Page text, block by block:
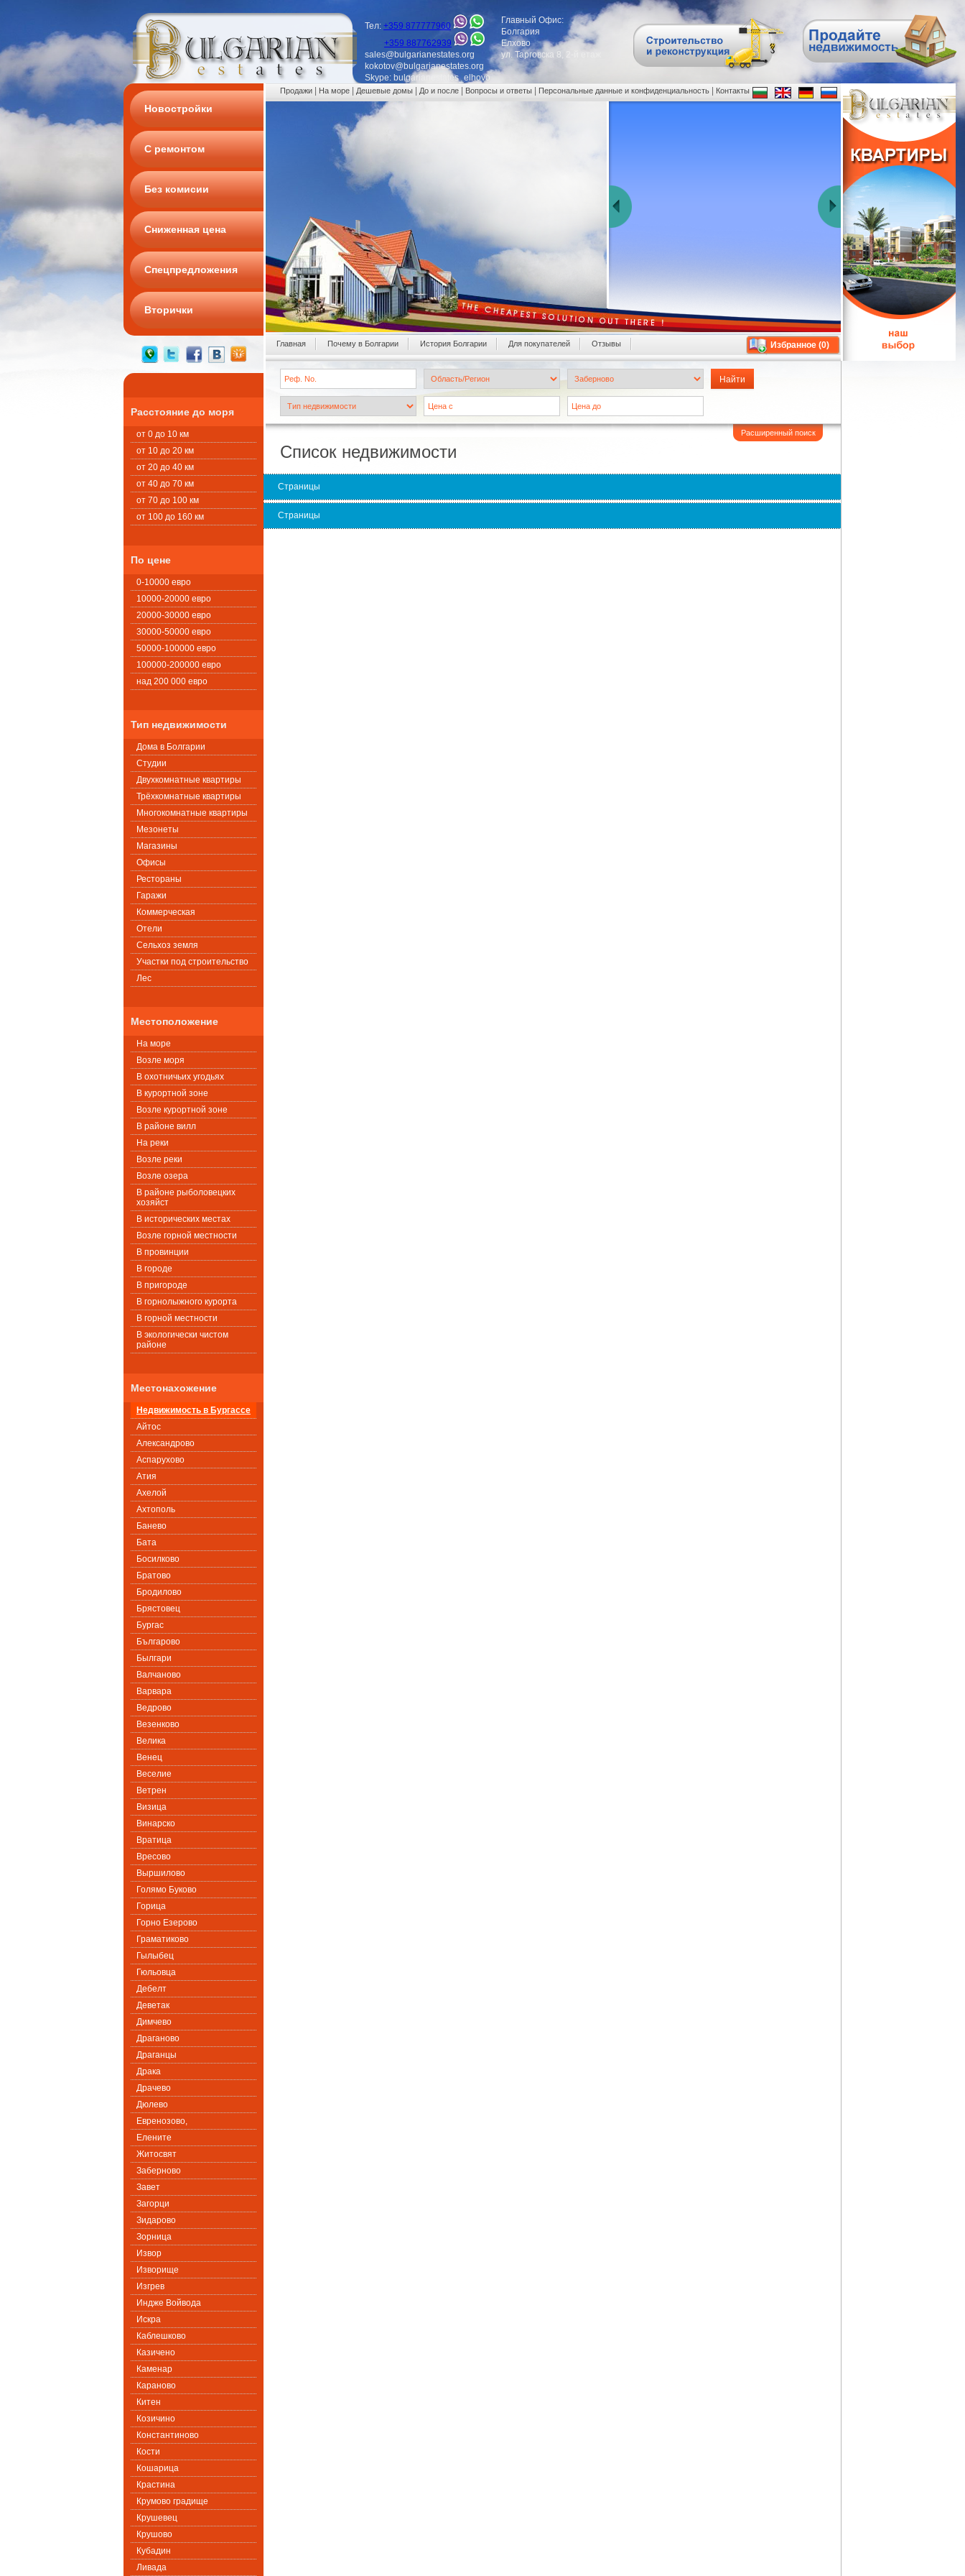
Тел: +359 877777960
+359 887762939
sales@bulgarianestates.org
kokotov@bulgarianestates.org
Skype: bulgarianestates_elhovo
Главный Офис:
Болгария
Елхово
ул. Тарговска 8, 2-й етаж
Новостройки
С ремонтом
Без комисии
Сниженная цена
Спецпредложения
Вторички
Расстояние до моря
от 0 до 10 км
от 10 до 20 км
от 20 до 40 км
от 40 до 70 км
от 70 до 100 км
от 100 до 160 км
По цене
0-10000 евро
10000-20000 евро
20000-30000 евро
30000-50000 евро
50000-100000 евро
100000-200000 евро
над 200 000 евро
Тип недвижимости
Дома в Болгарии
Студии
Двухкомнатные квартиры
Трёхкомнатные квартиры
Многокомнатные квартиры
Мезонеты
Магазины
Офисы
Рестораны
Гаражи
Коммерческая
Oтели
Сельхоз земля
Участки под строительство
Лес
Местоположение
На море
Возле моря
В охотничьих угодьях
В курортной зоне
Возле курортной зоне
В районе вилл
На реки
Возле реки
Возле озера
В районе рыболовецких
хозяйст
В исторических местах
Возле горной местности
В провинции
В городе
В пригороде
В горнолыжного курорта
В горной местности
В экологически чистом
районе
Местонахожение
Недвижимость в Бургассе
Айтос
Александрово
Аспарухово
Атия
Ахелой
Ахтополь
Банево
Бата
Босилково
Братово
Бродилово
Брястовец
Бургас
Българово
Былгари
Валчаново
Варвара
Ведрово
Везенково
Велика
Венец
Веселие
Ветрен
Визица
Винарско
Вратица
Вресово
Выршилово
Голямо Буково
Горица
Горно Езерово
Граматиково
Гылыбец
Гюльовца
Дебелт
Деветак
Димчево
Драганово
Драганцы
Драка
Драчево
Дюлево
Евренозово,
Елените
Житосвят
Заберново
Завет
Загорци
Зидарово
Зорница
Извор
Изворище
Изгрев
Индже Войвода
Искра
Каблешково
Казичено
Каменар
Караново
Китен
Козичино
Константиново
Кости
Кошарица
Крастина
Крумово градище
Крушевец
Крушово
Кубадин
Ливада
Продажи На море Дешевые домы До и после Вопросы и ответы Персональные данные и конфиденциальность Контакты
Главная Почему в Болгарии История Болгарии Для покупателей Oтзывы Избранное (0)
Расширенный поиск
Список недвижимости
Страницы
Страницы